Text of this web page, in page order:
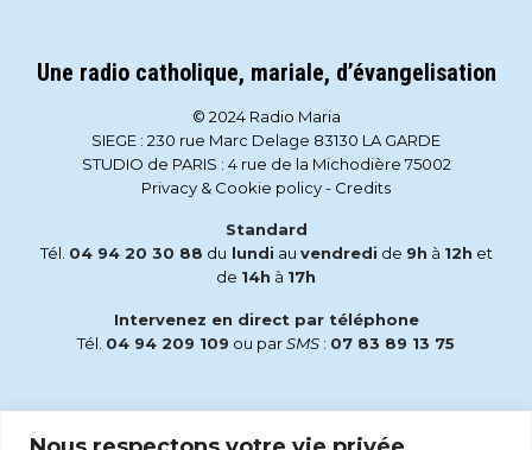
Une radio catholique, mariale, d’évangelisation
© 2024 Radio Maria
SIEGE : 230 rue Marc Delage 83130 LA GARDE
STUDIO de PARIS : 4 rue de la Michodière 75002
Privacy & Cookie policy- Credits
Standard
Tél. 04 94 20 30 88 du lundi au vendredi de 9h à 12h et
de 14h à 17h
Intervenez en direct par téléphone
Tél. 04 94 209 109 ou parSMS : 07 83 89 13 75